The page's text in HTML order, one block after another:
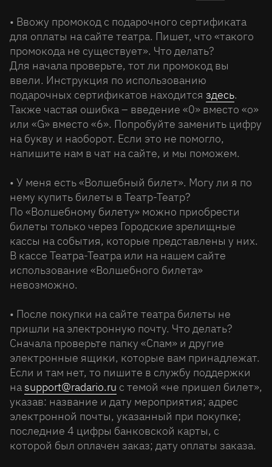
• Ввожу промокод с подарочного сертификата
для оплаты на сайте театра. Пишет, что «такого
промокода не существует». Что делать?
Для начала проверьте, тот ли промокод вы
ввели. Инструкция по использованию
подарочных сертификатов находится здесь.
Также частая ошибка – введение «0» вместо «о»
или «G» вместо «6». Попробуйте заменить цифру
на букву и наоборот. Если это не помогло,
напишите нам в чат на сайте, и мы поможем.
• У меня есть «Волшебный билет». Могу ли я по
нему купить билеты в Театр-Театр?
По «Волшебному билету» можно приобрести
билеты только через Городские зрелищные
кассы на события, которые представлены у них.
В кассе Театра-Театра или на нашем сайте
использование «Волшебного билета»
невозможно.
• После покупки на сайте театра билеты не
пришли на электронную почту. Что делать?
Сначала проверьте папку «Спам» и другие
электронные ящики, которые вам принадлежат.
Если и там нет, то пишите в службу поддержки
на support@radario.ru с темой «не пришел билет»,
указав: название и дату мероприятия; адрес
электронной почты, указанный при покупке;
последние 4 цифры банковской карты, с
которой был оплачен заказ; дату оплаты заказа.